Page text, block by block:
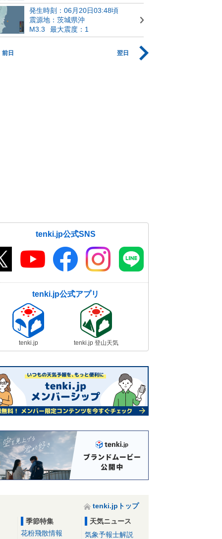
発生時刻：06月20日03:48頃
震源地：茨城県沖
M3.3
最大震度：1
前日 翌日
tenki.jp公式SNS
tenki.jp公式アプリ
tenki.jp tenki.jp 登山天気
tenki.jpトップ
季節特集
花粉飛散情報
天気ニュース
気象予報士解説